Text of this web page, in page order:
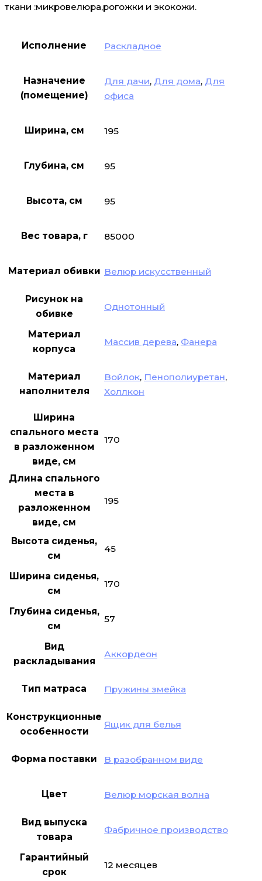
ткани :микровелюра,рогожки и экокожи.
Исполнение Раскладное
Назначение
(помещение)
Для дачи, Для дома, Для
офиса
Ширина, см 195
Глубина, см 95
Высота, см 95
Вес товара, г 85000
Материал обивки Велюр искусственный
Рисунок на
обивке
Однотонный
Материал
корпуса
Массив дерева, Фанера
Материал
наполнителя
Войлок, Пенополиуретан,
Холлкон
Ширина
спального места
в разложенном
виде, см
170
Длина спального
места в
разложенном
виде, см
195
Высота сиденья,
см
45
Ширина сиденья,
см
170
Глубина сиденья,
см
57
Вид
раскладывания
Аккордеон
Тип матраса Пружины змейка
Конструкционные
особенности
Ящик для белья
Форма поставки В разобранном виде
Цвет Велюр морская волна
Вид выпуска
товара
Фабричное производство
Гарантийный
срок
12 месяцев